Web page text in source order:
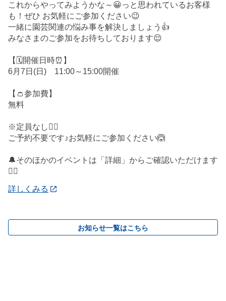
これからやってみようかな～😀っと思われているお客様
も！ぜひ お気軽にご参加ください😉
一緒に園芸関連の悩み事を解決しましょう👍
みなさまのご参加をお待ちしております😌
【🗓️開催日時⏰】
6月7日(日) 11:00～15:00開催
【👛参加費】
無料
※定員なし🙅‍♀️
ご予約不要です♪お気軽にご参加ください🙆
🔔そのほかのイベントは「詳細」からご確認いただけます
💁‍♀️
詳しくみる
お知らせ一覧はこちら